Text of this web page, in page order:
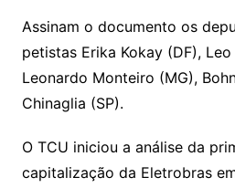
Assinam o documento os
petistas Erika Kokay (DF),
Leonardo Monteiro (MG),
Chinaglia (SP).
O TCU iniciou a análise da
capitalização da Eletrobras